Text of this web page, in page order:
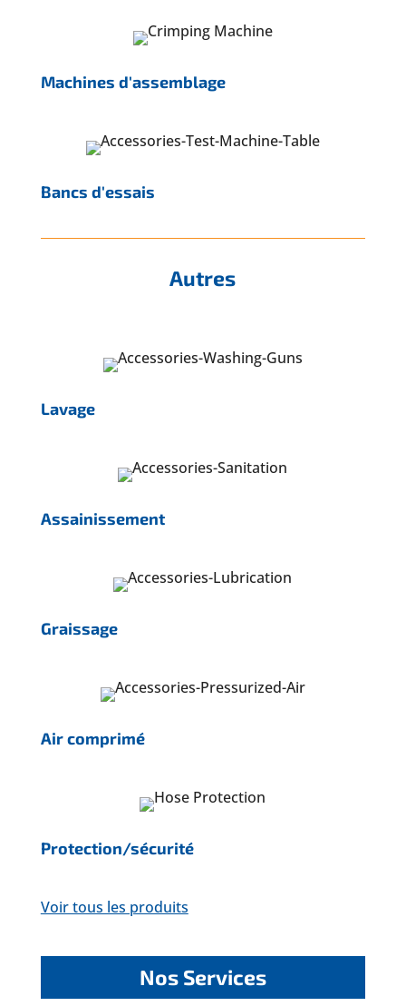
Machines d'assemblage
Bancs d'essais
Autres
Lavage
Assainissement
Graissage
Air comprimé
Protection/sécurité
Voir tous les produits
Nos Services